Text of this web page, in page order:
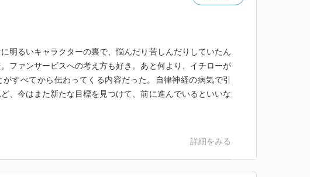
か、「できます」と言うのか。全然できないのはわかってて
い。強がる。
分らしい生き方を見つけたから、あとは目指す方向を指す光
ってきますよね。
明るいキャラクターの裏で、悩んだり苦しんだりしていたん
ファンサービスへの考え方も好き。あと何より、イチローが
すべてから伝わってくる内容だった。自律神経の病気で引
、今はまた新たな目標を見つけて、前に進んでいるといいな
詳細をみる